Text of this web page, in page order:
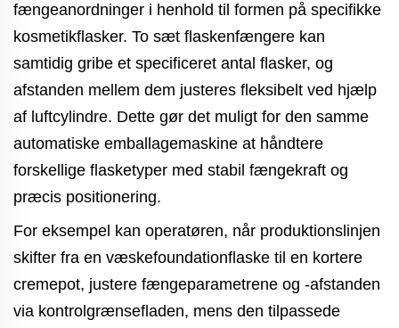
fængeanordninger i henhold til formen på specifikke
kosmetikflasker. To sæt flaskenfængere kan
samtidig gribe et specificeret antal flasker, og
afstanden mellem dem justeres fleksibelt ved hjælp
af luftcylindre. Dette gør det muligt for den samme
automatiske emballagemaskine at håndtere
forskellige flasketyper med stabil fængekraft og
præcis positionering.
For eksempel kan operatøren, når produktionslinjen
skifter fra en væskefoundationflaske til en kortere
cremepot, justere fængeparametrene og -afstanden
via kontrolgrænsefladen, mens den tilpassede